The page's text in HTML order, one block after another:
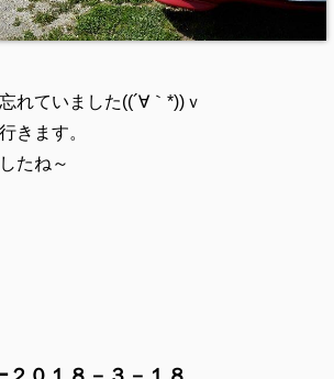
れていました((´∀｀*))ｖ
きます。
たね～